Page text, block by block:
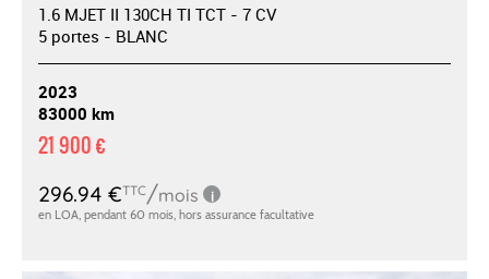
1.6 MJET II 130CH TI TCT - 7 CV
5 portes - BLANC
2023
83000 km
21 900 €